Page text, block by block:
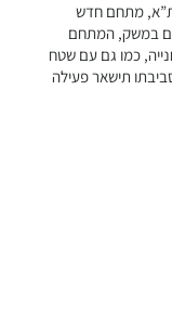
מתחם חדש
במשק, המתחם
כמו גם עם שטח
תישאר פעילה